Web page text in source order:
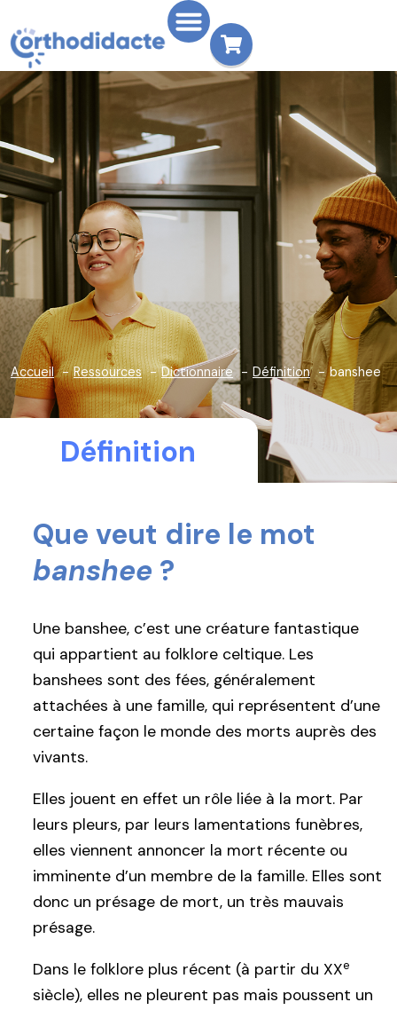
Accueil Ressources Dictionnaire Définition banshee
Définition
Que veut dire le mot
banshee ?
Une banshee, c’est une créature fantastique
qui appartient au folklore celtique. Les
banshees sont des fées, généralement
attachées à une famille, qui représentent d’une
certaine façon le monde des morts auprès des
vivants.
Elles jouent en effet un rôle liée à la mort. Par
leurs pleurs, par leurs lamentations funèbres,
elles viennent annoncer la mort récente ou
imminente d’un membre de la famille. Elles sont
donc un présage de mort, un très mauvais
présage.
Dans le folklore plus récent (à partir du XXe
siècle), elles ne pleurent pas mais poussent un